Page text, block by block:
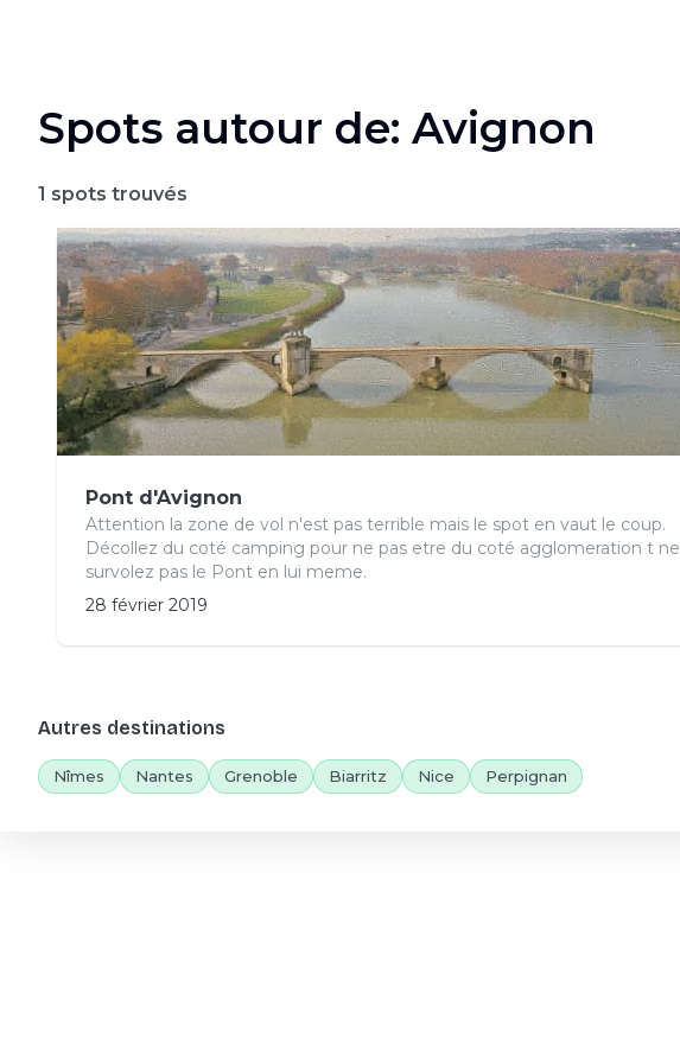
Spots autour de: Avignon
1 spots trouvés
Pont d'Avignon
Attention la zone de vol n'est pas terrible mais le spot en vaut le coup.
Décollez du coté camping pour ne pas etre du coté agglomeration t ne
survolez pas le Pont en lui meme.
28 février 2019
Autres destinations
Nîmes Nantes Grenoble Biarritz Nice Perpignan